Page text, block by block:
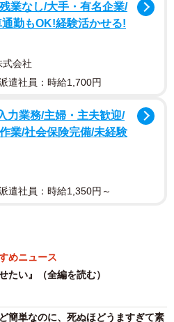
痩せたいの！」と強い意志を
業なし/大手・有名企業/
通勤もOK!経験活かせる!
会社
遣社員：時給1,700円
力業務/主婦・主夫歓迎/
業/社会保険完備/未経験
遣社員：時給1,350円～
めニュース
たい』（全編を読む）
簡単なのに、死ぬほどうますぎて素